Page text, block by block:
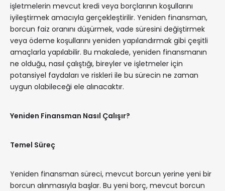
işletmelerin mevcut kredi veya borçlarının koşullarını
iyileştirmek amacıyla gerçekleştirilir. Yeniden finansman,
borcun faiz oranını düşürmek, vade süresini değiştirmek
veya ödeme koşullarını yeniden yapılandırmak gibi çeşitli
amaçlarla yapılabilir. Bu makalede, yeniden finansmanın
ne olduğu, nasıl çalıştığı, bireyler ve işletmeler için
potansiyel faydaları ve riskleri ile bu sürecin ne zaman
uygun olabileceği ele alınacaktır.
Yeniden Finansman Nasıl Çalışır?
Temel Süreç
Yeniden finansman süreci, mevcut borcun yerine yeni bir
borcun alınmasıyla başlar. Bu yeni borç, mevcut borcun